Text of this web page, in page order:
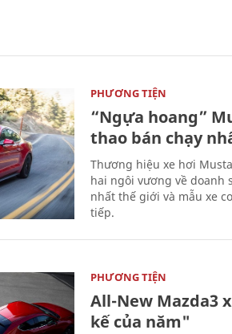
PHƯƠNG TIỆN
“Ngựa hoang”
thao bán chạy
Thương hiệu xe hơi
hai ngôi vương về doanh
nhất thế giới và mẫu xe
tiếp.
PHƯƠNG TIỆN
All-New Mazda3
kế của năm"